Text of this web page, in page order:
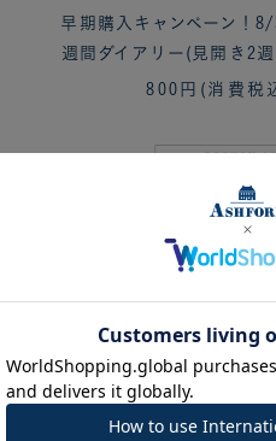
早期購入キャンペーン！
週間ダイアリー(見開き2
800円 (消費税